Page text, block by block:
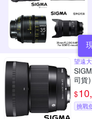
望遠
司貨
微單
$
挑戰